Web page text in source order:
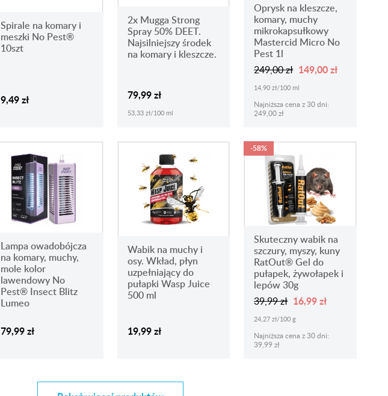
Spirale na komary i
meszki No Pest®
10szt
9,49 zł
2x Mugga Strong
Spray 50% DEET.
Najsilniejszy środek
na komary i kleszcze.
79,99 zł
53,33 zł/100 ml
Oprysk na kleszcze,
komary, muchy
mikrokapsułkowy
Mastercid Micro No
Pest 1l
249,00 zł 149,00 zł
14,90 zł/100 ml
Najniższa cena z 30 dni:
249,00 zł
Lampa owadobójcza
na komary, muchy,
mole kolor
lawendowy No
Pest® Insect Blitz
Lumeo
79,99 zł
Wabik na muchy i
osy. Wkład, płyn
uzpełniający do
pułapki Wasp Juice
500 ml
19,99 zł
Skuteczny wabik na
szczury, myszy, kuny
RatOut® Gel do
pułapek, żywołapek i
lepów 30g
-58%
39,99 zł 16,99 zł
24,27 zł/100 g
Najniższa cena z 30 dni:
39,99 zł